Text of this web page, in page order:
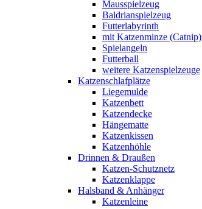
Mausspielzeug
Baldrianspielzeug
Futterlabyrinth
mit Katzenminze (Catnip)
Spielangeln
Futterball
weitere Katzenspielzeuge
Katzenschlafplätze
Liegemulde
Katzenbett
Katzendecke
Hängematte
Katzenkissen
Katzenhöhle
Drinnen & Draußen
Katzen-Schutznetz
Katzenklappe
Halsband & Anhänger
Katzenleine